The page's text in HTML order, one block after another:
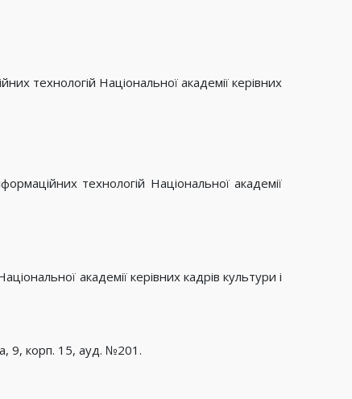
технологій Національної академії керівних
технологій Національної академії
академії керівних кадрів культури і
9, корп. 15, ауд. №201.